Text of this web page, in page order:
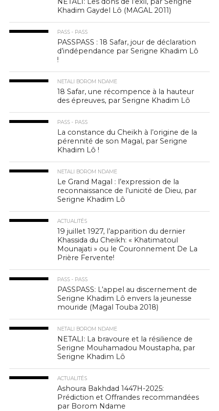
Khadim Gaydel Lô (MAGAL 2011)
PASS - PASS
PASSPASS : 18 Safar, jour de déclaration
d’indépendance par Serigne Khadim Lô
!
NETALI BOROM NDAME
18 Safar, une récompence à la hauteur
des épreuves, par Serigne Khadim Lô
PASS - PASS
La constance du Cheikh à l’origine de la
pérennité de son Magal, par Serigne
Khadim Lô !
NETALI BOROM NDAME
Le Grand Magal : l’expression de la
reconnaissance de l’unicité de Dieu, par
Serigne Khadim Lô
ACTUALITÉS
19 juillet 1927, l’apparition du dernier
Khassida du Cheikh: « Khatimatoul
Mounajati » ou le Couronnement De La
Prière Fervente!
PASS - PASS
PASSPASS: L’appel au discernement de
Serigne Khadim Lô envers la jeunesse
mouride (Magal Touba 2018)
NETALI BOROM NDAME
NETALI: La bravoure et la résilience de
Serigne Mouhamadou Moustapha, par
Serigne Khadim Lô
ACTUALITÉS
Ashoura Bakhdad 1447H-2025:
Prédiction et Offrandes recommandées
par Borom Ndame